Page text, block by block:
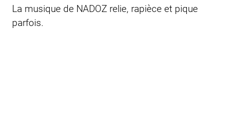
La musique de NADOZ relie, rapièce et pique
parfois.